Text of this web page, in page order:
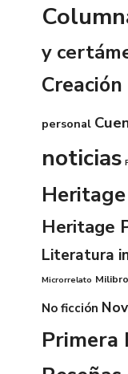
y
personal
noticias
Heritage
Literatura
Microrrelato
No ficción
Primera